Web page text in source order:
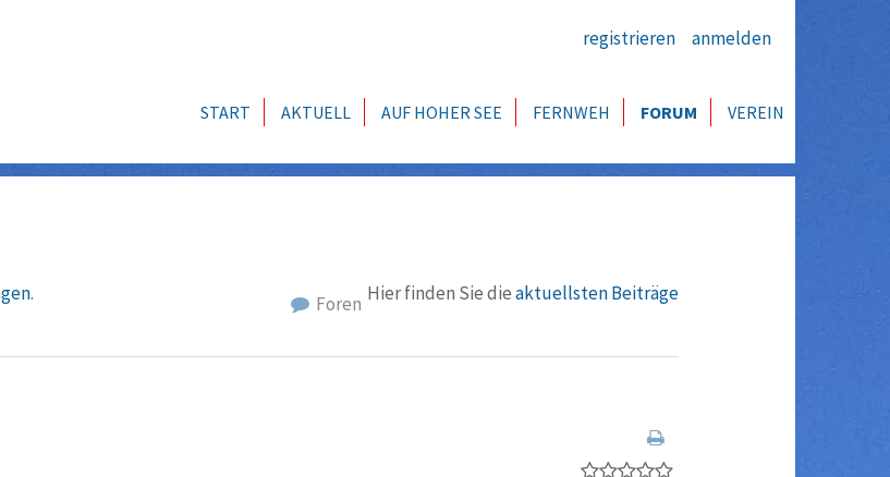
registrieren anmelden
START AKTUELL AUF HOHER SEE FERNWEH FORUM VEREIN
. Hier finden Sie dieaktuellsten Beiträge
Foren